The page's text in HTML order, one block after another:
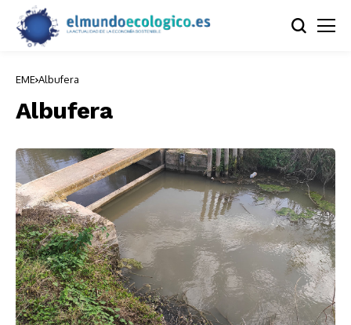
EME Albufera
Albufera